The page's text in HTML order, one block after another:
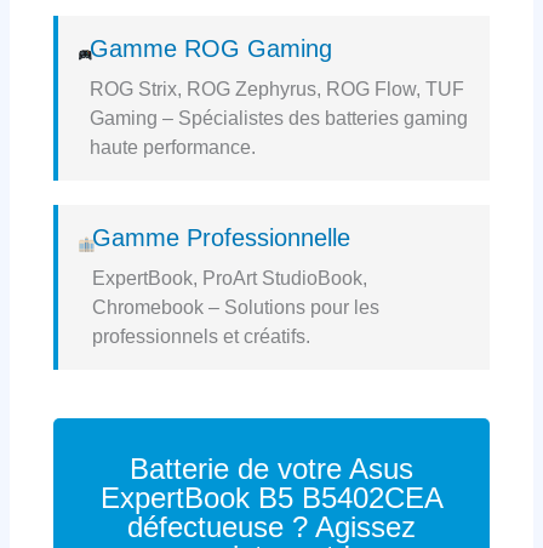
Gamme ROG Gaming
ROG Strix, ROG Zephyrus, ROG Flow, TUF
Gaming – Spécialistes des batteries gaming
haute performance.
Gamme Professionnelle
ExpertBook, ProArt StudioBook,
Chromebook – Solutions pour les
professionnels et créatifs.
Batterie de votre Asus
ExpertBook B5 B5402CEA
défectueuse ? Agissez